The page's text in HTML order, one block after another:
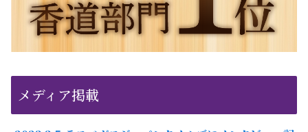
メディア掲載